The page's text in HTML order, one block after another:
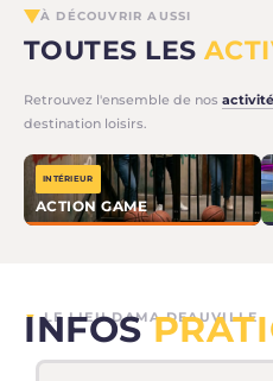
À DÉCOUVRIR AUSSI
TOUTES LES
Retrouvez l'ensemble de nos
destination loisirs.
INTÉRIEUR
ACTION GAME
▼ LE LIEU DAMA DEAUVILLE
INFOS